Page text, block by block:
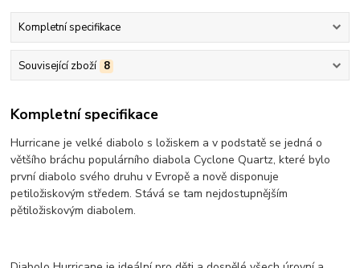
Kompletní specifikace
Související zboží 8
Kompletní specifikace
Hurricane je velké diabolo s ložiskem a v podstatě se jedná o
většího bráchu populárního diabola Cyclone Quartz, které bylo
první diabolo svého druhu v Evropě a nově disponuje
petiložiskovým středem. Stává se tam nejdostupnějším
pětiložiskovým diabolem.